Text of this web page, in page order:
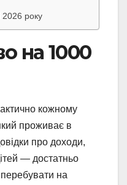
2026 року
на 1000
кожному
проживає в
про доходи,
— достатньо
на